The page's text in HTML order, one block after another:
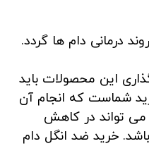
درمانی دام ها گردد.
این محصولات باید
شماست که انجام آن
تواند در کاهش
خرید ضد انگل دام